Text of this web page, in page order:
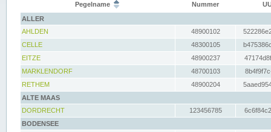
Pegelname Nummer
ALLER
AHLDEN
48900102
CELLE
48300105
EITZE
48900237
MARKLENDORF
48700103
RETHEM
48900204
ALTE MAAS
DORDRECHT
123456785
BODENSEE